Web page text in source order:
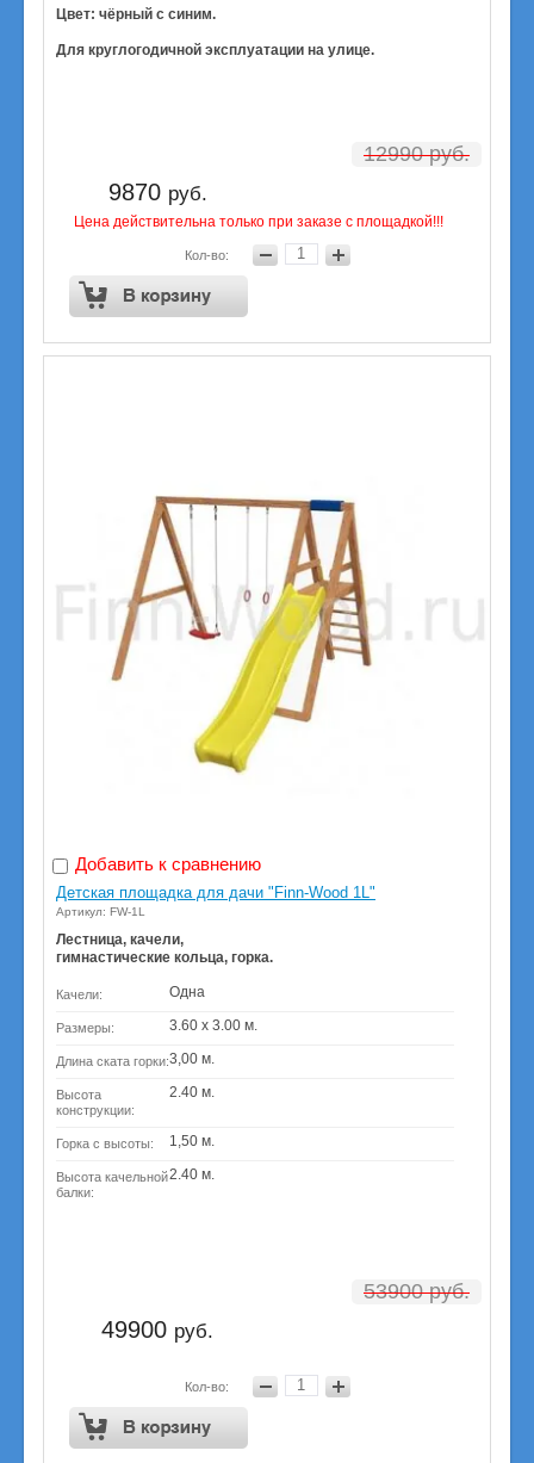
Цвет: чёрный с синим.
Для круглогодичной эксплуатации на улице.
12990руб.
9870 руб.
Цена действительна только при заказе с площадкой!!!
Кол-во:
Добавить к сравнению
Детская площадка для дачи "Finn-Wood 1L"
Артикул: FW-1L
Лестница, качели,
гимнастические кольца, горка.
Качели: Одна
Размеры: 3.60 х 3.00 м.
Длина ската горки:3,00 м.
Высота
конструкции:
2.40 м.
Горка с высоты: 1,50 м.
Высота качельной
балки:
2.40 м.
53900руб.
49900 руб.
Кол-во: